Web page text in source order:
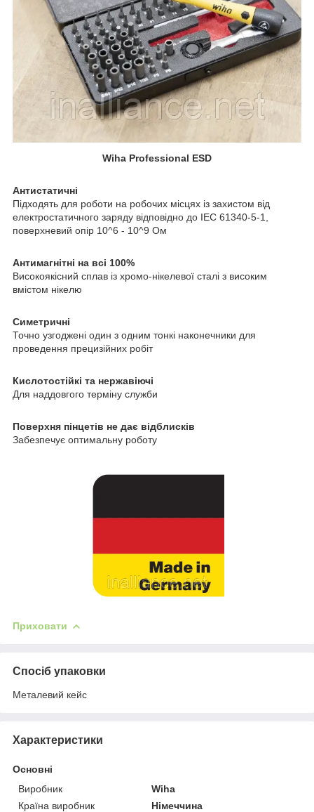
Wiha Professional ESD
Антистатичні
Підходять для роботи на робочих місцях із захистом від
електростатичного заряду відповідно до IEC 61340-5-1,
поверхневий опір 10^6 - 10^9 Ом
Антимагнітні на всі 100%
Високоякісний сплав із хромо-нікелевої сталі з високим
вмістом нікелю
Симетричні
Точно узгоджені один з одним тонкі наконечники для
проведення прецизійних робіт
Кислотостійкі та нержавіючі
Для наддовгого терміну служби
Поверхня пінцетів не дає відблисків
Забезпечує оптимальну роботу
Приховати
Спосіб упаковки
Металевий кейс
Характеристики
Основні
Виробник
Wiha
Країна виробник
Німеччина